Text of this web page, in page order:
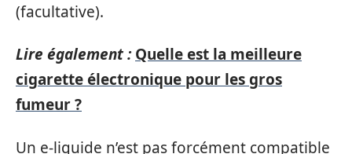
(facultative).
Lire également : Quelle est la meilleure
cigarette électronique pour les gros
fumeur ?
Un e-liquide n’est pas forcément compatible